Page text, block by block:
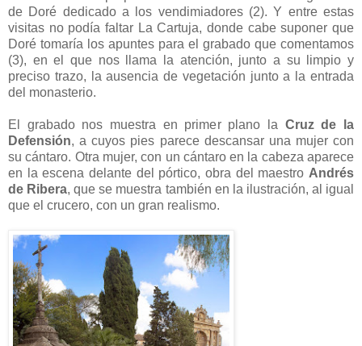
de Doré dedicado a los vendimiadores (2). Y entre estas
visitas no podía faltar La Cartuja, donde cabe suponer que
Doré tomaría los apuntes para el grabado que comentamos
(3), en el que nos llama la atención, junto a su limpio y
preciso trazo, la ausencia de vegetación junto a la entrada
del monasterio.
El grabado nos muestra en primer plano la Cruz de la
Defensión, a cuyos pies parece descansar una mujer con
su cántaro. Otra mujer, con un cántaro en la cabeza aparece
en la escena delante del pórtico, obra del maestro Andrés
de Ribera, que se muestra también en la ilustración, al igual
que el crucero, con un gran realismo.